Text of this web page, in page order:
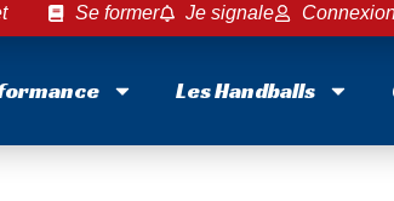
Se former Je signale
Les Handballs